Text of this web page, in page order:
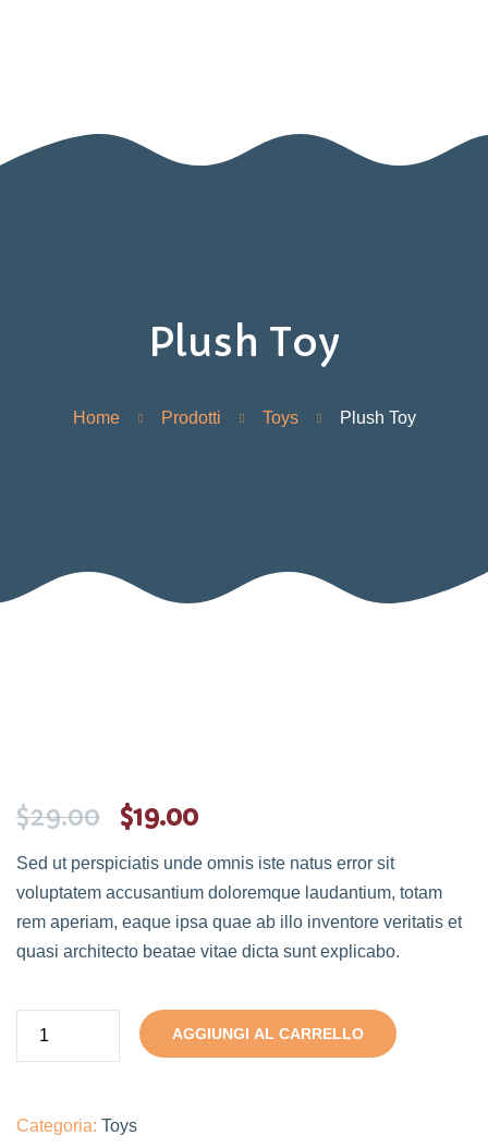
Blog
Plush Toy
Home Prodotti Toys Plush Toy
$29.00 $19.00
Sed ut perspiciatis unde omnis iste natus error sit
voluptatem accusantium doloremque laudantium, totam
rem aperiam, eaque ipsa quae ab illo inventore veritatis et
quasi architecto beatae vitae dicta sunt explicabo.
AGGIUNGI AL CARRELLO
Categoria: Toys